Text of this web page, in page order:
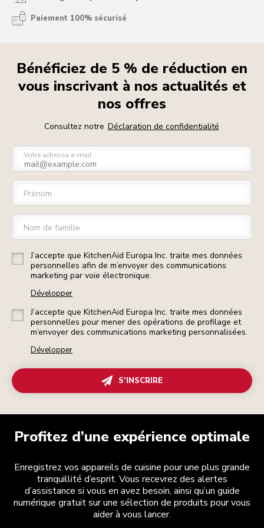
Paiement 100% sécurisé
Bénéficiez de 5 % de réduction en
vous inscrivant à nos actualités et
nos offres
Consultez notre Déclaration de confidentialité
Votre adresse e-mail
Prénom
Nom de famille
J’accepte que KitchenAid Europa Inc. traite mes données
personnelles afin de m’envoyer des communications
marketing par voie électronique.
Développer
J’accepte que KitchenAid Europa Inc. traite mes données
personnelles pour mener des opérations de profilage et
m’envoyer des communications marketing personnalisées.
Développer
S’INSCRIRE
Profitez d’une expérience optimale
Enregistrez vos appareils de cuisine pour une plus grande
tranquillité d’esprit. Vous recevrez des alertes
d’assistance si vous en avez besoin, ainsi qu’un guide
numérique gratuit sur une sélection de produits pour vous
aider à vous lancer.